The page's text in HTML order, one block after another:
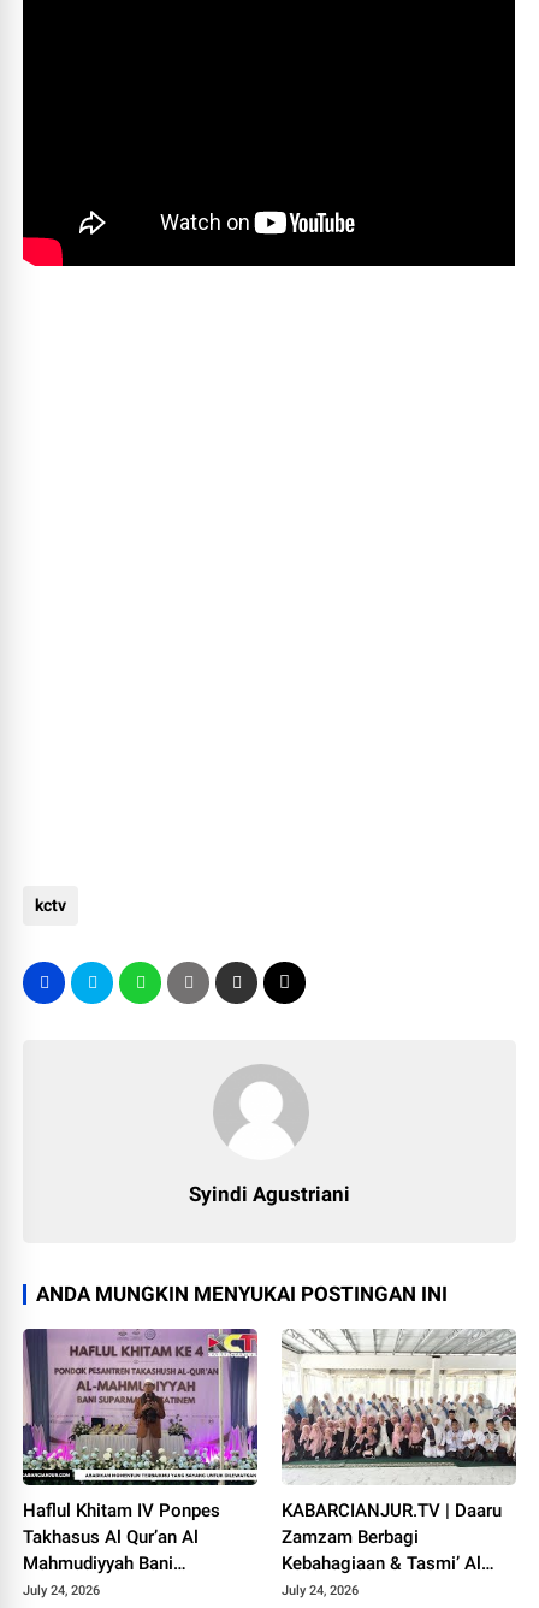
kctv
Syindi Agustriani
ANDA MUNGKIN MENYUKAI POSTINGAN INI
Haflul Khitam IV Ponpes
Takhasus Al Qur’an Al
Mahmudiyyah Bani
Suparman Assatinem
July 24, 2026
KABARCIANJUR.TV | Daaru
Zamzam Berbagi
Kebahagiaan & Tasmi’ Al
Qur’an Sambut Muharram
July 24, 2026